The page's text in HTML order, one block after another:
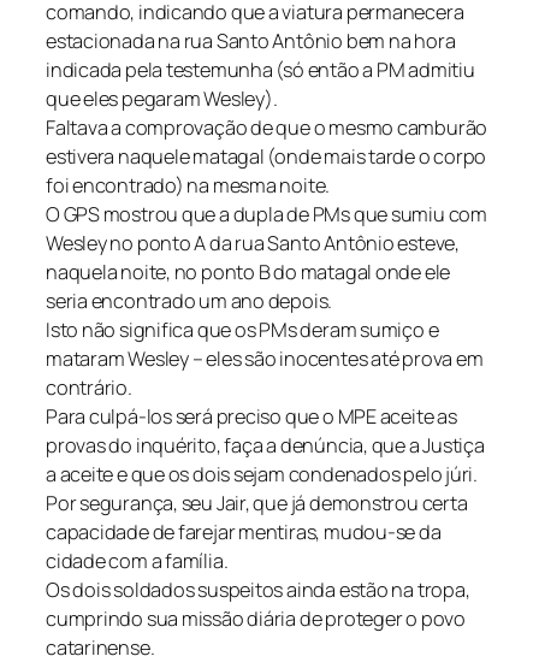
comando, indicando que a viatura permanecera
estacionada na rua Santo Antônio bem na hora
indicada pela testemunha (só então a PM admitiu
que eles pegaram Wesley).
Faltava a comprovação de que o mesmo camburão
estivera naquele matagal (onde mais tarde o corpo
foi encontrado) na mesma noite.
O GPS mostrou que a dupla de PMs que sumiu com
Wesley no ponto A da rua Santo Antônio esteve,
naquela noite, no ponto B do matagal onde ele
seria encontrado um ano depois.
Isto não significa que os PMs deram sumiço e
mataram Wesley – eles são inocentes até prova em
contrário.
Para culpá-los será preciso que o MPE aceite as
provas do inquérito, faça a denúncia, que a Justiça
a aceite e que os dois sejam condenados pelo júri.
Por segurança, seu Jair, que já demonstrou certa
capacidade de farejar mentiras, mudou-se da
cidade com a família.
Os dois soldados suspeitos ainda estão na tropa,
cumprindo sua missão diária de proteger o povo
catarinense.